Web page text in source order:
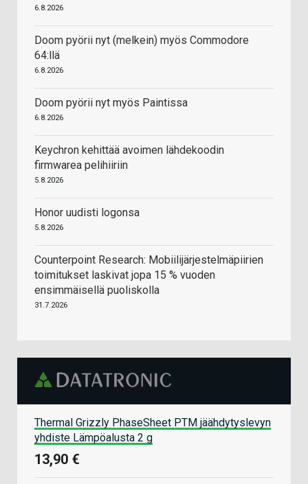
6.8.2026
Doom pyörii nyt (melkein) myös Commodore
64:llä
6.8.2026
Doom pyörii nyt myös Paintissa
6.8.2026
Keychron kehittää avoimen lähdekoodin
firmwarea pelihiiriin
5.8.2026
Honor uudisti logonsa
5.8.2026
Counterpoint Research: Mobiilijärjestelmäpiirien
toimitukset laskivat jopa 15 % vuoden
ensimmäisellä puoliskolla
31.7.2026
Thermal Grizzly PhaseSheet PTM jäähdytyslevyn
yhdiste Lämpöalusta 2 g
13,90 €